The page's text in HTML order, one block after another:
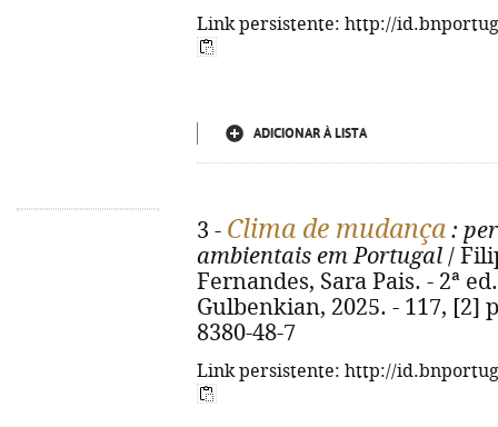
Link persistente: http://
ADICIONAR À LISTA
3 - Clima de mudança :
ambientais em Portugal /
Fernandes, Sara Pais. - 2ª
Gulbenkian, 2025. - 117, [2]
8380-48-7
Link persistente: http://